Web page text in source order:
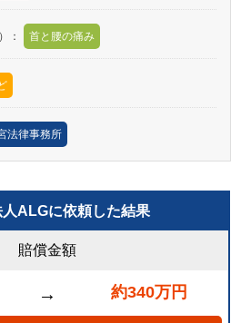
： 首と腰の痛み
法律事務所
ALGに依頼した結果
賠償金額
→ 約340万円